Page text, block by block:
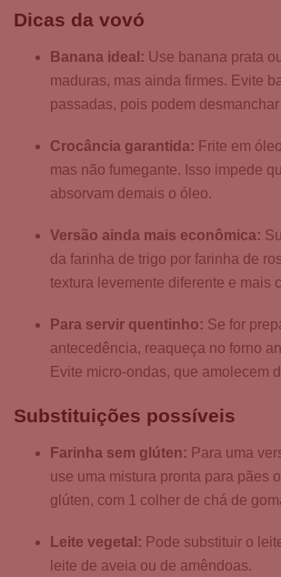
Dicas da vovó
Banana ideal: Use banana prata
maduras, mas ainda firmes. Evite
passadas, pois podem
Crocância garantida: Frite em
mas não fumegante. Isso impede
absorvam demais o óleo.
Versão ainda mais econômica:
da farinha de trigo por farinha de
textura levemente diferente e mais
Para servir quentinho: Se for
antecedência, reaqueça no forno
Evite micro-ondas, que amolecem
Substituições possíveis
Farinha sem glúten: Para uma
use uma mistura pronta para pães
glúten, com 1 colher de chá de
Leite vegetal: Pode substituir o
leite de aveia ou de amêndoas.